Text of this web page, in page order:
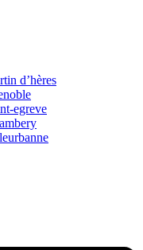
d’hères
egreve